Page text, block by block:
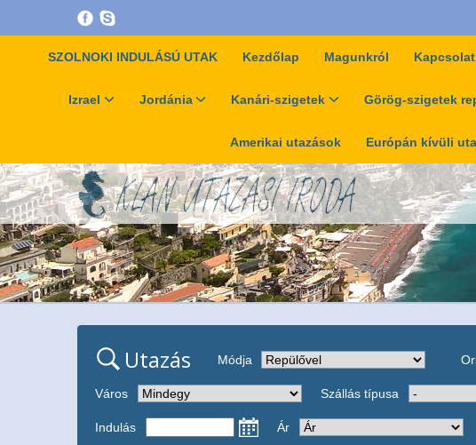
SZOLNOKI INDULÁSÚ UTAK Kezdőlap Magunkról
Izrael Jordánia Kanári-szigetek Görög-szigetek
Amerikai utazások Európán kívüli
Utazás Módja
Város Szállás típusa
Indulás Ár